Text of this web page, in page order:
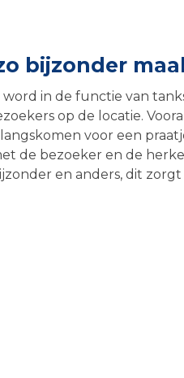
bijzonder
in de functie van
op de locatie.
voor een
de bezoeker en de
en anders, dit